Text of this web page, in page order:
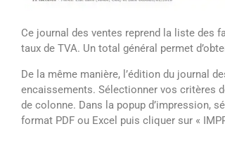
Ce journal des ventes reprend la liste des
taux de TVA. Un total général permet
De la même manière, l’édition du journal
encaissements. Sélectionner vos critères
de colonne. Dans la popup d’impression,
format PDF ou Excel puis cliquer sur «